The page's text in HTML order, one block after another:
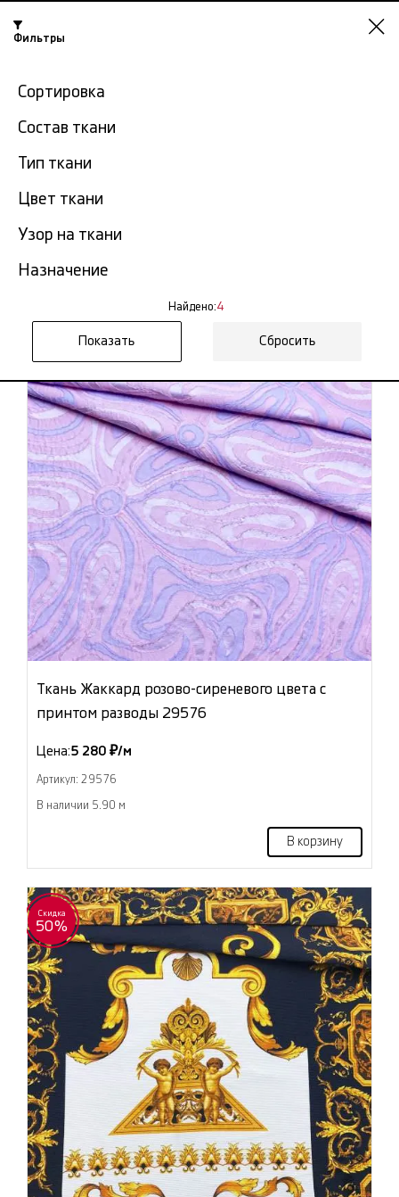
Красноярск
-15% на ткани по промокоду NY15
ГлавнаяЖаккард ткань
Ткань жаккард с рисунком в
Фильтр
Фильтры
Сортировка
Состав ткани
Тип ткани
Цвет ткани
Узор на ткани
Назначение
Найдено:4
Сбросить
Ткань Жаккард розово-сиреневого цвета с
принтом разводы 29576
Цена:5 280 ₽/м
Артикул: 29576
В наличии 5.90 м
В корзину
Скидка
50%